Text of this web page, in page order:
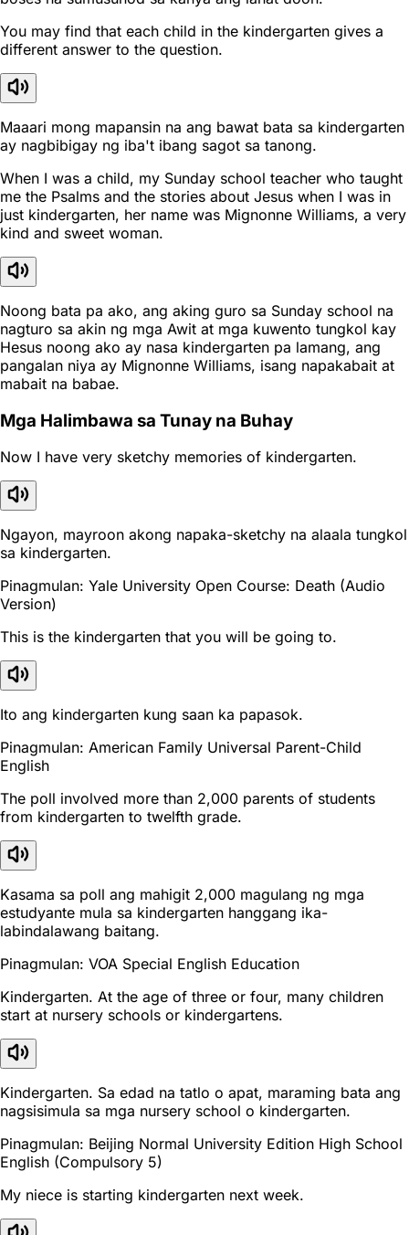
You may find that each child in the kindergarten gives a
different answer to the question.
Maaari mong mapansin na ang bawat bata sa kindergarten
ay nagbibigay ng iba't ibang sagot sa tanong.
When I was a child, my Sunday school teacher who taught
me the Psalms and the stories about Jesus when I was in
just kindergarten, her name was Mignonne Williams, a very
kind and sweet woman.
Noong bata pa ako, ang aking guro sa Sunday school na
nagturo sa akin ng mga Awit at mga kuwento tungkol kay
Hesus noong ako ay nasa kindergarten pa lamang, ang
pangalan niya ay Mignonne Williams, isang napakabait at
mabait na babae.
Mga Halimbawa sa Tunay na Buhay
Now I have very sketchy memories of kindergarten.
Ngayon, mayroon akong napaka-sketchy na alaala tungkol
sa kindergarten.
Pinagmulan: Yale University Open Course: Death (Audio
Version)
This is the kindergarten that you will be going to.
Ito ang kindergarten kung saan ka papasok.
Pinagmulan: American Family Universal Parent-Child
English
The poll involved more than 2,000 parents of students
from kindergarten to twelfth grade.
Kasama sa poll ang mahigit 2,000 magulang ng mga
estudyante mula sa kindergarten hanggang ika-
labindalawang baitang.
Pinagmulan: VOA Special English Education
Kindergarten. At the age of three or four, many children
start at nursery schools or kindergartens.
Kindergarten. Sa edad na tatlo o apat, maraming bata ang
nagsisimula sa mga nursery school o kindergarten.
Pinagmulan: Beijing Normal University Edition High School
English (Compulsory 5)
My niece is starting kindergarten next week.